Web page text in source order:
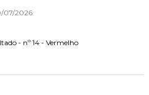
07/2026
- nº 14 - Vermelho